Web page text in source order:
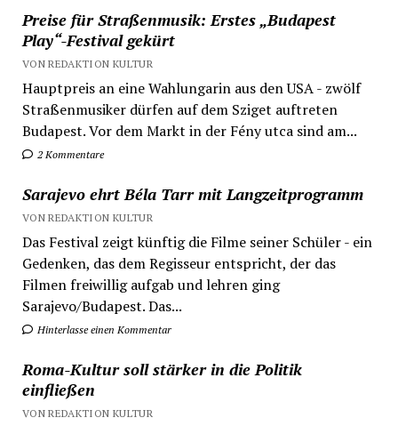
Preise für Straßenmusik: Erstes „Budapest
Play“-Festival gekürt
VON REDAKTION KULTUR
Hauptpreis an eine Wahlungarin aus den USA - zwölf
Straßenmusiker dürfen auf dem Sziget auftreten
Budapest. Vor dem Markt in der Fény utca sind am...
2 Kommentare
Sarajevo ehrt Béla Tarr mit Langzeitprogramm
VON REDAKTION KULTUR
Das Festival zeigt künftig die Filme seiner Schüler - ein
Gedenken, das dem Regisseur entspricht, der das
Filmen freiwillig aufgab und lehren ging
Sarajevo/Budapest. Das...
Hinterlasse einen Kommentar
Roma-Kultur soll stärker in die Politik
einfließen
VON REDAKTION KULTUR